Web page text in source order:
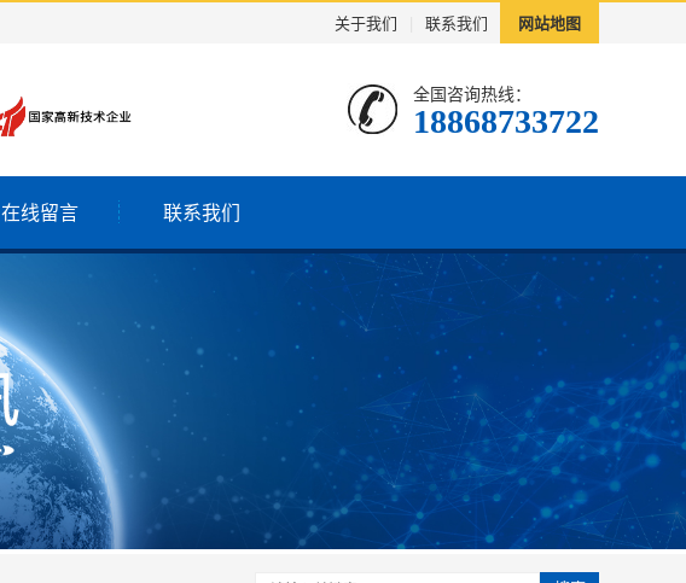
关于我们 联系我们 网站地图
全国咨询热线：
18868733722
在线留言 联系我们